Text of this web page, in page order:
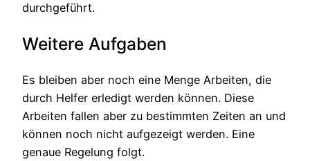
durchgeführt.
Weitere Aufgaben
Es bleiben aber noch eine Menge Arbeiten, die
durch Helfer erledigt werden können. Diese
Arbeiten fallen aber zu bestimmten Zeiten an und
können noch nicht aufgezeigt werden. Eine
genaue Regelung folgt.